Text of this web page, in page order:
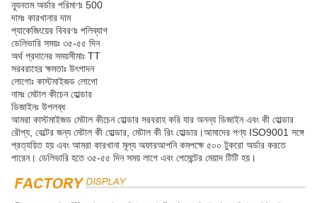
ন্যূনতম অর্ডার পরিমাণঃ 500
দামঃ কারখানার দাম
প্যাকেজিংয়ের বিবরণঃ পলিব্যাগ
ডেলিভারি সময়ঃ ৩৫-৫৫ দিন
অর্থ প্রদানের সময়সীমাঃ TT
সরবরাহের ক্ষমতাঃ উৎপাদন
লোগোঃ কাস্টমাইজড লোগো
নামঃ মেটাল কীচেন হোল্ডার
ডিজাইনঃ উপলব্ধ
আমরা কাস্টমাইজড মেটাল কীচেন হোল্ডার সরবরাহ করি যার অনন্য ডিজাইন এবং কী হোল্ডার
রৌপ্য, বেল্টের জন্য মেটাল কী হোল্ডার, মেটাল কী রিং হোল্ডার।আমাদের পণ্য ISO9001 সঙ্গে
প্রত্যয়িত হয় এবং আমরা কারখানা মূল্য অফারআপনি কমপক্ষে ৫০০ টুকরো অর্ডার করতে
পারেন। ডেলিভারি হতে ৩৫-৫৫ দিন সময় লাগে এবং পেমেন্টের মেয়াদ টিটি হয়।